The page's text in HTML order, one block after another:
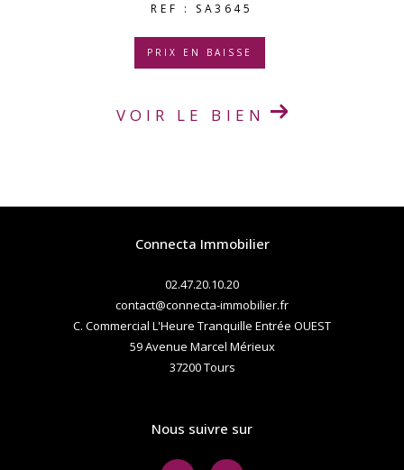
REF : SA3645
PRIX EN BAISSE
VOIR LE BIEN
Connecta Immobilier
02.47.20.10.20
contact@connecta-immobilier.fr
C. Commercial L'Heure Tranquille Entrée OUEST
59 Avenue Marcel Mérieux
37200 tours
Nous suivre sur